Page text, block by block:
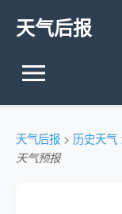
天气后报
天气后报 > 历史天气
天气预报